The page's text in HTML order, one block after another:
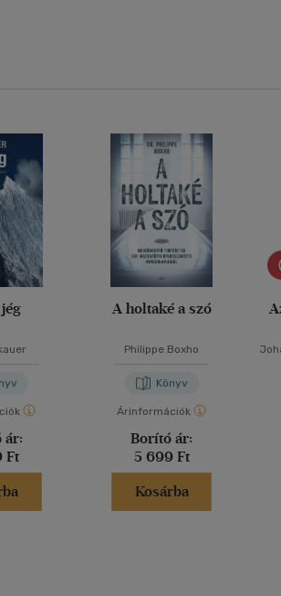
ár:
Ft
A holtaké a szó
Philippe Boxho
Könyv
Árinformációk
Borító ár:
5 699 Ft
Kosárba